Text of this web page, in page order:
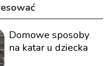
Domowe sposoby
na katar u dziecka